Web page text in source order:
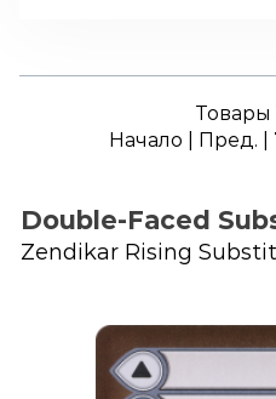
Товары
Начало | Пред. |
Double-Faced
Zendikar Rising